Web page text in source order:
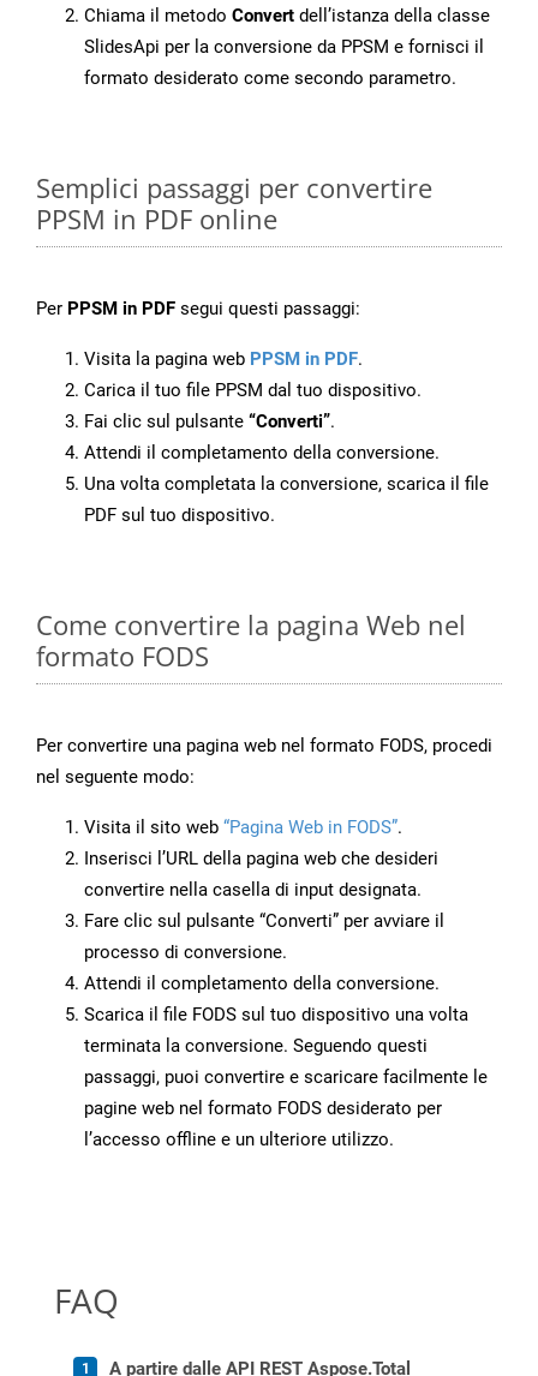
Chiama il metodo Convert dell’istanza della classe
SlidesApi per la conversione da PPSM e fornisci il
formato desiderato come secondo parametro.
Semplici passaggi per convertire
PPSM in PDF online
Per PPSM in PDF segui questi passaggi:
Visita la pagina web PPSM in PDF.
Carica il tuo file PPSM dal tuo dispositivo.
Fai clic sul pulsante “Converti”.
Attendi il completamento della conversione.
Una volta completata la conversione, scarica il file
PDF sul tuo dispositivo.
Come convertire la pagina Web nel
formato FODS
Per convertire una pagina web nel formato FODS, procedi
nel seguente modo:
Visita il sito web “Pagina Web in FODS”.
Inserisci l’URL della pagina web che desideri
convertire nella casella di input designata.
Fare clic sul pulsante “Converti” per avviare il
processo di conversione.
Attendi il completamento della conversione.
Scarica il file FODS sul tuo dispositivo una volta
terminata la conversione. Seguendo questi
passaggi, puoi convertire e scaricare facilmente le
pagine web nel formato FODS desiderato per
l’accesso offline e un ulteriore utilizzo.
FAQ
A partire dalle API REST Aspose.Total